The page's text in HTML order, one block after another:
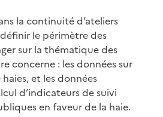
la continuité d’ateliers
le périmètre des
sur la thématique des
concerne : les données sur
et les données
d’indicateurs de suivi
en faveur de la haie.